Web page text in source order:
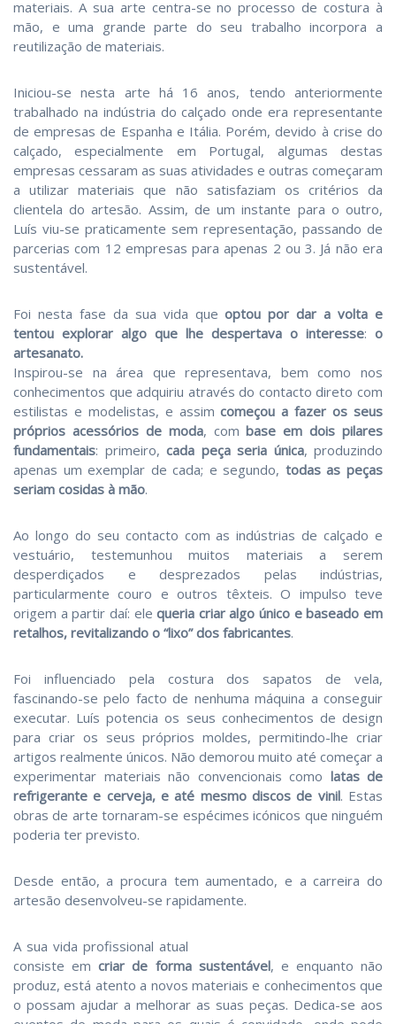
materiais. A sua arte centra-se no processo de costura à
mão, e uma grande parte do seu trabalho incorpora a
reutilização de materiais.
Iniciou-se nesta arte há 16 anos, tendo anteriormente
trabalhado na indústria do calçado onde era representante
de empresas de Espanha e Itália. Porém, devido à crise do
calçado, especialmente em Portugal, algumas destas
empresas cessaram as suas atividades e outras começaram
a utilizar materiais que não satisfaziam os critérios da
clientela do artesão. Assim, de um instante para o outro,
Luís viu-se praticamente sem representação, passando de
parcerias com 12 empresas para apenas 2 ou 3. Já não era
sustentável.
Foi nesta fase da sua vida queoptou por dar a volta e
tentou explorar algo que lhe despertava o interesse: o
artesanato.
Inspirou-se na área que representava, bem como nos
conhecimentos que adquiriu através do contacto direto com
estilistas e modelistas, e assimcomeçou a fazer os seus
próprios acessórios de moda, combase em dois pilares
fundamentais: primeiro, cada peça seria única, produzindo
apenas um exemplar de cada; e segundo, todas as peças
seriam cosidas à mão.
Ao longo do seu contacto com as indústrias de calçado e
vestuário, testemunhou muitos materiais a serem
desperdiçados e desprezados pelas indústrias,
particularmente couro e outros têxteis. O impulso teve
origem a partir daí: elequeria criar algo único e baseado em
retalhos, revitalizando o “lixo” dos fabricantes.
Foi influenciado pela costura dos sapatos de vela,
fascinando-se pelo facto de nenhuma máquina a conseguir
executar. Luís potencia os seus conhecimentos de design
para criar os seus próprios moldes, permitindo-lhe criar
artigos realmente únicos. Não demorou muito até começar a
experimentar materiais não convencionais como latas de
refrigerante e cerveja, e até mesmo discos de vinil. Estas
obras de arte tornaram-se espécimes icónicos que ninguém
poderia ter previsto.
Desde então, a procura tem aumentado, e a carreira do
artesão desenvolveu-se rapidamente.
A sua vida profissional atual
consiste emcriar de forma sustentável, e enquanto não
produz, está atento a novos materiais e conhecimentos que
o possam ajudar a melhorar as suas peças. Dedica-se aos